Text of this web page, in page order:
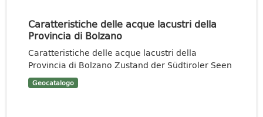
Caratteristiche delle acque lacustri della
Provincia di Bolzano
Caratteristiche delle acque lacustri della
Provincia di Bolzano Zustand der Südtiroler Seen
Geocatalogo